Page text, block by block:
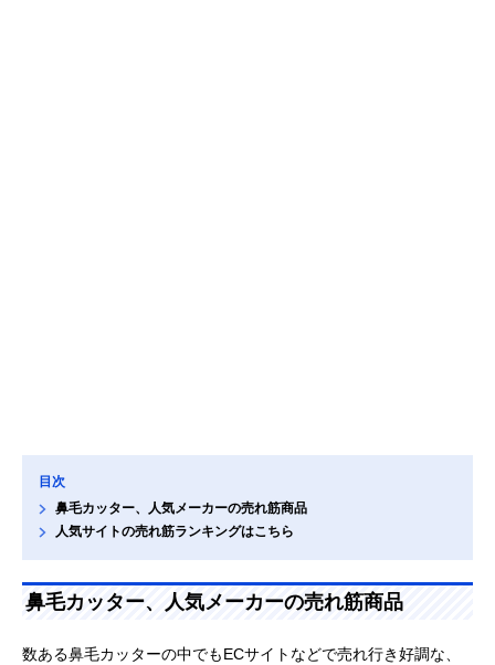
目次
鼻毛カッター、人気メーカーの売れ筋商品
人気サイトの売れ筋ランキングはこちら
鼻毛カッター、人気メーカーの売れ筋商品
数ある鼻毛カッターの中でもECサイトなどで売れ行き好調な、